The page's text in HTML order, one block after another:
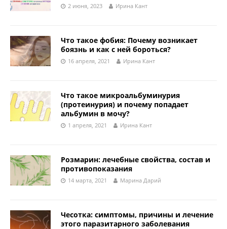
2 июня, 2023 Ирина Кант
Что такое фобия: Почему возникает
боязнь и как с ней бороться?
16 апреля, 2021 Ирина Кант
Что такое микроальбуминурия
(протеинурия) и почему попадает
альбумин в мочу?
1 апреля, 2021 Ирина Кант
Розмарин: лечебные свойства, состав и
противопоказания
14 марта, 2021 Марина Дарий
Чесотка: симптомы, причины и лечение
этого паразитарного заболевания